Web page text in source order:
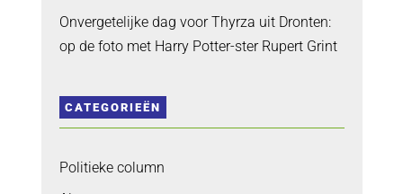
Onvergetelijke dag voor Thyrza uit Dronten:
op de foto met Harry Potter-ster Rupert Grint
CATEGORIEËN
Politieke column